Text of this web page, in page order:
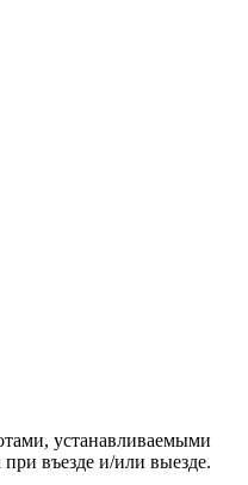
устанавливаемыми
въезде и/или выезде.